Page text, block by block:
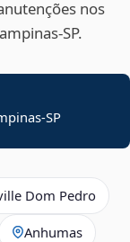
nos
SP
Dom Pedro
Anhumas